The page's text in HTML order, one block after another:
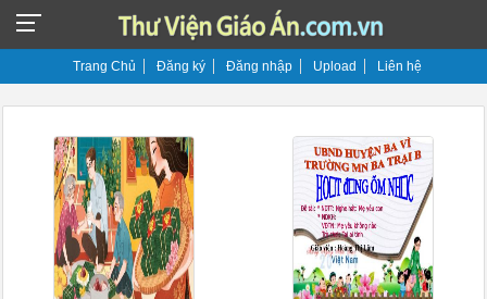
Trang Chủ Đăng ký Đăng nhập Upload Liên hệ